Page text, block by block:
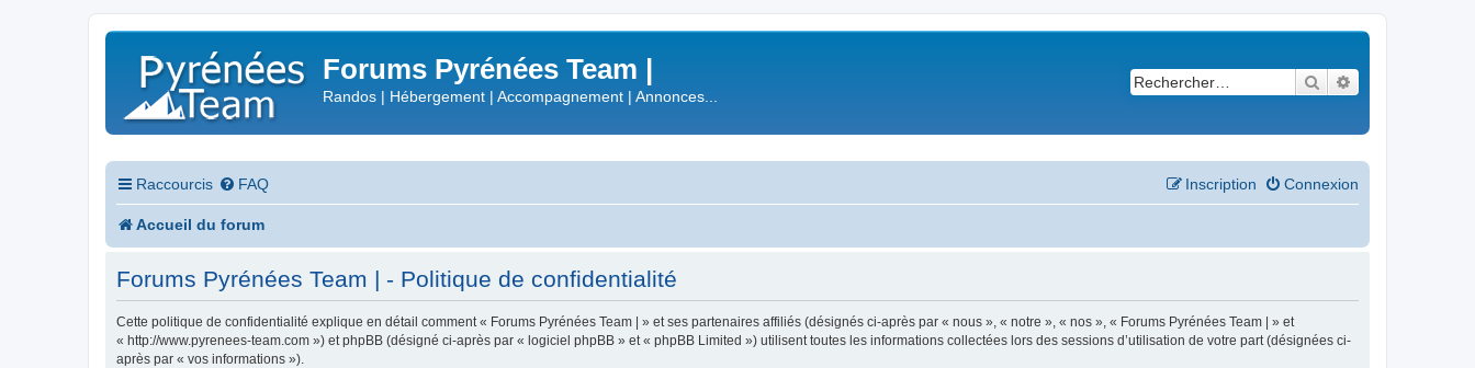
Forums Pyrénées Team |
Randos | Hébergement | Accompagnement | Annonces...
Rechercher
Raccourcis FAQ Connexion
Inscription
Accueil du forum
Forums Pyrénées Team | - Politique de confidentialité
Cette politique de confidentialité explique en détail comment « Forums Pyrénées Team | » et ses partenaires affiliés (désignés ci-après par « nous », « notre », « nos », « Forums Pyrénées Team | » et
« http://www.pyrenees-team.com ») et phpBB (désigné ci-après par « logiciel phpBB » et « phpBB Limited ») utilisent toutes les informations collectées lors des sessions d’utilisation de votre part (désignées ci-
après par « vos informations »).